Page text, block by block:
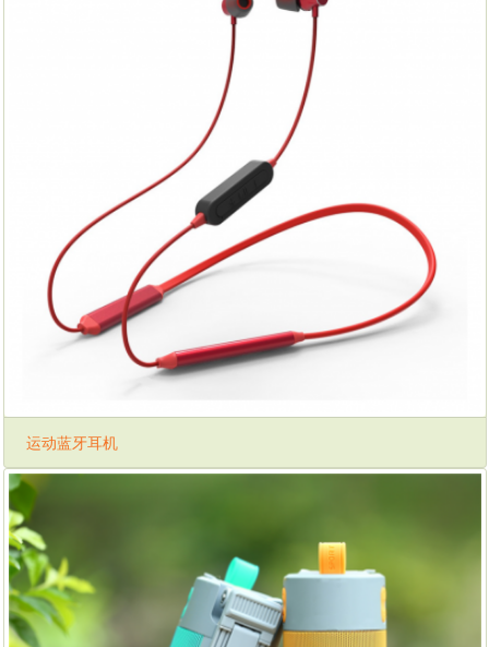
运动蓝牙耳机